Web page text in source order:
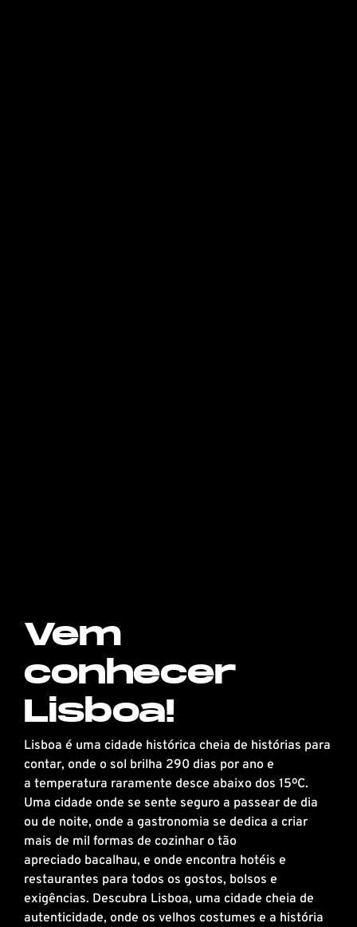
Vem
conhecer
Lisboa!
Lisboa é uma cidade histórica cheia de histórias para
contar, onde o sol brilha 290 dias por ano e
a temperatura raramente desce abaixo dos 15ºC.
Uma cidade onde se sente seguro a passear de dia
ou de noite, onde a gastronomia se dedica a criar
mais de mil formas de cozinhar o tão
apreciado bacalhau, e onde encontra hotéis e
restaurantes para todos os gostos, bolsos e
exigências. Descubra Lisboa, uma cidade cheia de
autenticidade, onde os velhos costumes e a história